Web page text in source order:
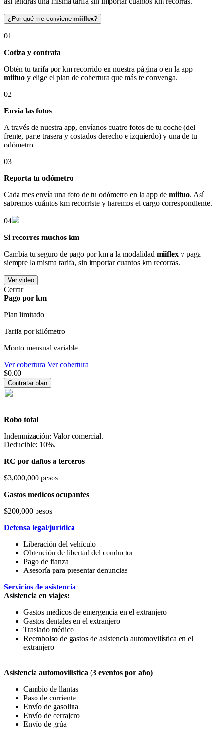
¿Por qué me conviene miiflex?
01
Cotiza y contrata
Obtén tu tarifa por km recorrido en nuestra página o en la app
miituo y elige el plan de cobertura que más te convenga.
02
Envía las fotos
A través de nuestra app, envíanos cuatro fotos de tu coche (del
frente, parte trasera y costados derecho e izquierdo) y una de tu
odómetro.
03
Reporta tu odómetro
Cada mes envía una foto de tu odómetro en la app de miituo. Así
sabremos cuántos km recorriste y haremos el cargo correspondiente.
04
Si recorres muchos km
Cambia tu seguro de pago por km a la modalidad miiflex y paga
siempre la misma tarifa, sin importar cuantos km recorras.
Ver video
Cerrar
Pago por km
Plan limitado
Tarifa por kilómetro
Monto mensual variable.
Ver cobertura Ver cobertura
$0.00
Contratar plan
Robo total
Indemnización: Valor comercial.
Deducible: 10%.
RC por daños a terceros
$3,000,000 pesos
Gastos médicos ocupantes
$200,000 pesos
Defensa legal/jurídica
Liberación del vehículo
Obtención de libertad del conductor
Pago de fianza
Asesoría para presentar denuncias
Servicios de asistencia
Asistencia en viajes:
Gastos médicos de emergencia en el extranjero
Gastos dentales en el extranjero
Traslado médico
Reembolso de gastos de asistencia automovilística en el
extranjero
Asistencia automovilística (3 eventos por año)
Cambio de llantas
Paso de corriente
Envío de gasolina
Envío de cerrajero
Envío de grúa